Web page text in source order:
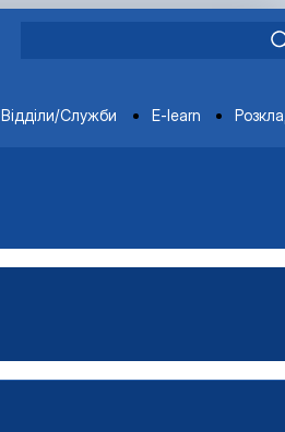
Відділи/Служби E-learn